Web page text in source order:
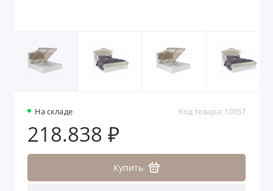
На складе Код товара: 10957
218.838 ₽
Купить